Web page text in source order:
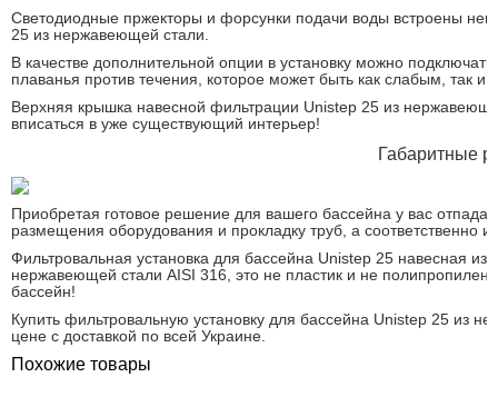
Светодиодные пржекторы и форсунки подачи воды встроены
25 из нержавеющей стали.
В качестве дополнительной опции в установку можно
плаванья против течения, которое может быть как слабым, так и
Верхняя крышка навесной фильтрации Unistep 25 из
вписаться в уже существующий интерьер!
Габаритные
Приобретая готовое решение для вашего бассейна у вас
размещения оборудования и прокладку труб, а соответственно
Фильтровальная установка для бассейна Unistep 25 навесная
нержавеющей стали AISI 316, это не пластик и не полипропилен!
бассейн!
Купить фильтровальную установку для бассейна Unistep 25 из
цене с доставкой по всей Украине.
Похожие товары